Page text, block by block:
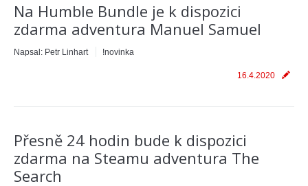
Na Humble Bundle je k dispozici
zdarma adventura Manuel Samuel
Napsal: Petr Linhart !novinka
16.4.2020
Přesně 24 hodin bude k dispozici
zdarma na Steamu adventura The
Search